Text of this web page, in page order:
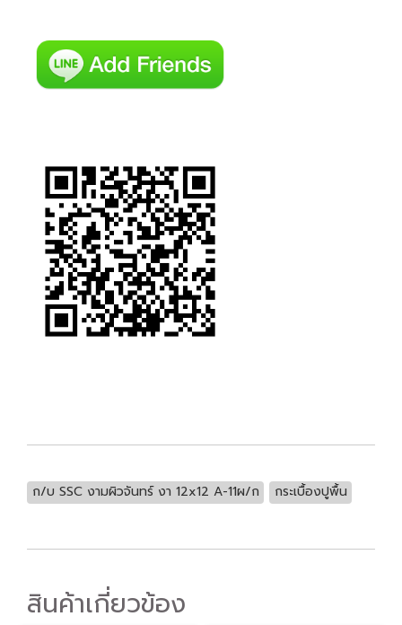
ก/บ SSC งามผิวจันทร์ งา 12x12 A-11ผ/ก กระเบื้องปูพื้น
สินค้าเกี่ยวข้อง